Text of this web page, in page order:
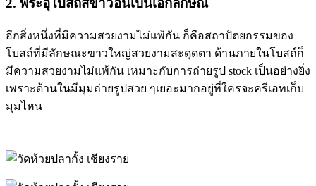
2. พระอุโบสถสีขาวอันเป็นเอกลักษณ์
อีกสิ่งหนึ่งที่มีความสวยงามไม่แพ้กัน ก็คือสถาปัตยกรรมของ
โบสถ์ที่มีลักษณะขาวใหญ่สวยงามสะดุดตา ด้านภายในโบสถ์ก็
มีความสวยงามไม่แพ้กัน เหมาะกับการถ่ายรูป stock เป็นอย่างยิ่ง
เพราะด้านในมีมุมถ่ายรูปสวย ๆเยอะมากอยู่ที่ใครจะครีเอทเก็บ
มุมไหน